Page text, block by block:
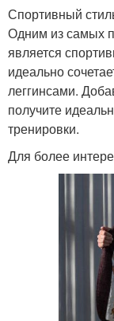
Спортивный
Одним из самых
является
идеально
леггинсами.
получите
тренировки.
Для более